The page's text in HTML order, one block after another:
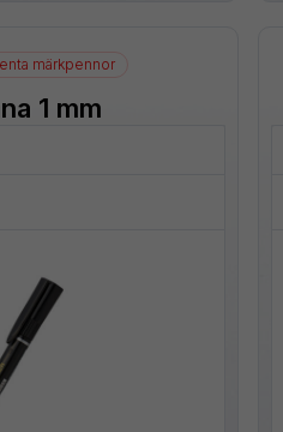
märkpennor
1 mm